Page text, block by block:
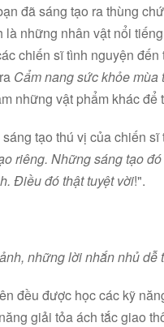
đã sáng tạo ra thùng
là những nhân vật nổi
chiến sĩ tình nguyện
Cẩm nang sức khỏe mùa
những vật phẩm khác để
tạo thú vị của chiến
riêng. Những sáng tạo
Điều đó thật tuyệt vời!".
những lời nhắn nhủ
đều được học các kỹ
giải tỏa ách tắc giao